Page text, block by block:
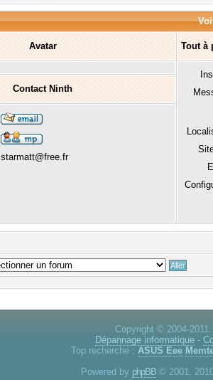
Avatar Tout à
Contact Ninth
starmatt@free.fr
Copyright © 2004-
Dépannage informatique -
Top recherche : ASUS Eee
Powered by phpBB © 2001,